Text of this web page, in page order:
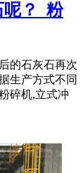
？_粉
的石灰石再次
生产方式不同
碎机,立式冲